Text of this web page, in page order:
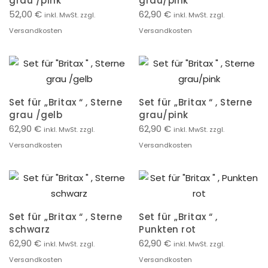
52,00 € inkl. MwSt. zzgl.
Versandkosten
62,90 € inkl. MwSt. zzgl.
Versandkosten
Set für „Britax “ , Sterne
grau /gelb
62,90 € inkl. MwSt. zzgl.
Versandkosten
Set für „Britax “ , Sterne
grau/pink
62,90 € inkl. MwSt. zzgl.
Versandkosten
Set für „Britax “ , Sterne
schwarz
62,90 € inkl. MwSt. zzgl.
Versandkosten
Set für „Britax “ ,
Punkten rot
62,90 € inkl. MwSt. zzgl.
Versandkosten